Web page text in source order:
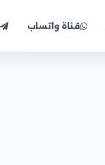
قناة واتساب